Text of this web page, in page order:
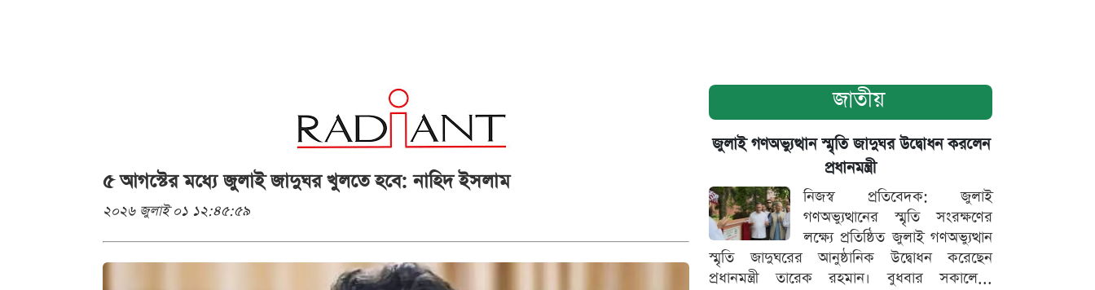
৫ আগস্টের মধ্যে জুলাই জাদুঘর খুলতে হবে: নাহিদ ইসলাম
২০২৬ জুলাই ০১ ১২:৪৫:৫৯
জাতীয়
জুলাই গণঅভ্যুত্থান স্মৃতি জাদুঘর উদ্বোধন করলেন
প্রধানমন্ত্রী
নিজস্ব প্রতিবেদক: জুলাই
গণঅভ্যুত্থানের স্মৃতি সংরক্ষণের
লক্ষ্যে প্রতিষ্ঠিত জুলাই গণঅভ্যুত্থান
স্মৃতি জাদুঘরের আনুষ্ঠানিক উদ্বোধন করেছেন
প্রধানমন্ত্রী তারেক রহমান। বুধবার সকালে...